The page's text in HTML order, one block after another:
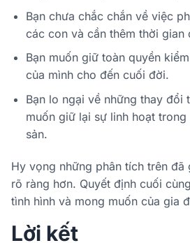
Bạn chưa chắc chắn về việc
các con và cần thêm thời gian
Bạn muốn giữ toàn quyền
của mình cho đến cuối đời.
Bạn lo ngại về những thay đổi
muốn giữ lại sự linh hoạt
sản.
Hy vọng những phân tích trên đã
rõ ràng hơn. Quyết định cuối
tình hình và mong muốn của gia
Lời kết